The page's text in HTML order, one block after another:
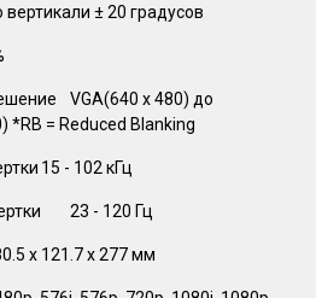
вертикали ± 20 градусов‎
VGA(640 x 480) до
*RB = Reduced Blanking
15 - 102 кГц‎
23 - 120 Гц‎
x 121.7 x 277 мм‎